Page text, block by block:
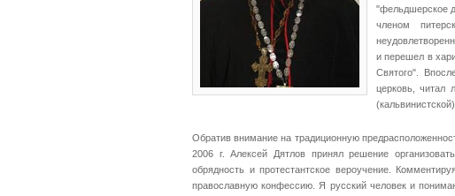
"фельдшерское
членом
и перешел в
Святого".
церковь, читал
Обратив внимание на традиционную
2006 г. Алексей Дятлов принял решение
обрядность и протестантское вероучение.
православную конфессию. Я русский человек и